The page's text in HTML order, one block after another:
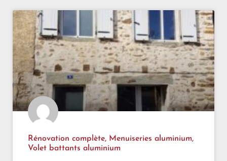
Rénovation complète, Menuiseries aluminium,
Volet battants aluminium